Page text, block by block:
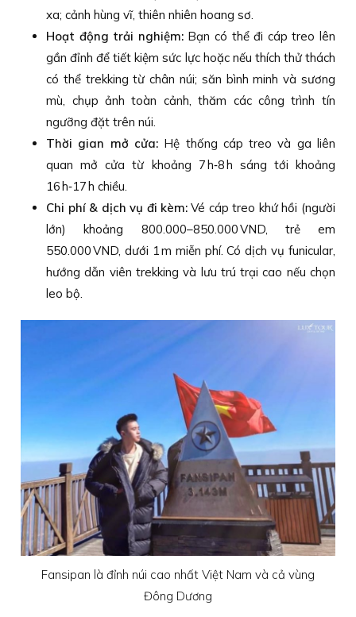
xa; cảnh hùng vĩ, thiên nhiên hoang sơ.
Hoạt động trải nghiệm:Bạn có thể đi cáp treo lên
gần đỉnh để tiết kiệm sức lực hoặc nếu thích thử thách
có thể trekking từ chân núi; săn bình minh và sương
mù, chụp ảnh toàn cảnh, thăm các công trình tín
ngưỡng đặt trên núi.
Thời gian mở cửa:Hệ thống cáp treo và ga liên
quan mở cửa từ khoảng 7 h‑8 h sáng tới khoảng
16 h‑17 h chiều.
Chi phí & dịch vụ đi kèm: Vé cáp treo khứ hồi (người
lớn) khoảng 800.000–850.000 VND, trẻ em
550.000 VND, dưới 1 m miễn phí. Có dịch vụ funicular,
hướng dẫn viên trekking và lưu trú trại cao nếu chọn
leo bộ.
Fansipan là đỉnh núi cao nhất Việt Nam và cả vùng
Đông Dương